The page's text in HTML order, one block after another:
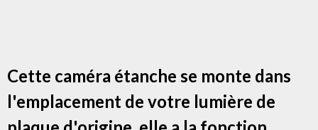
Cette caméra étanche se monte dans
l'emplacement de votre lumière de